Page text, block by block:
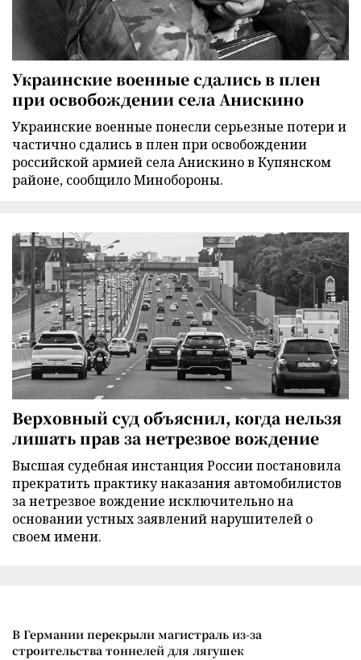
Украинские военные сдались в плен
при освобождении села Анискино
Украинские военные понесли серьезные потери и
частично сдались в плен при освобождении
российской армией села Анискино в Купянском
районе, сообщило Минобороны.
Верховный суд объяснил, когда нельзя
лишать прав за нетрезвое вождение
Высшая судебная инстанция России постановила
прекратить практику наказания автомобилистов
за нетрезвое вождение исключительно на
основании устных заявлений нарушителей о
своем имени.
В Германии перекрыли магистраль из-за
строительства тоннелей для лягушек